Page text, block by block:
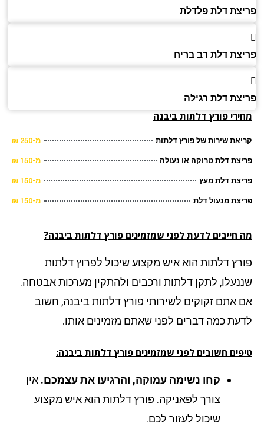
דלת פלדלת
דלת רב בריח
דלת רגילה
פורץ דלתות ביבנה
שירות של פורץ דלתות מ-250 ₪
דלת טרוקה או נעולה מ-150 ₪
דלת מעץ מ-150 ₪
מנעול דלת מ-150 ₪
חייבים לדעת לפני שמזמינים פורץ דלתות ביבנה?
דלתות הוא איש מקצוע שיכול לפרוץ דלתות
לתקן דלתות ורכבים ולהתקין מערכות אבטחה.
אתם זקוקים לשירותי פורץ דלתות ביבנה, חשוב
כמה דברים לפני שאתם מזמינים אותו.
חשובים לפני שמזמינים פורץ דלתות ביבנה:
קחו נשימה עמוקה, והרגיעו את עצמכם.אין
צורך לפאניקה. פורץ דלתות הוא איש מקצוע
שיכול לעזור לכם.